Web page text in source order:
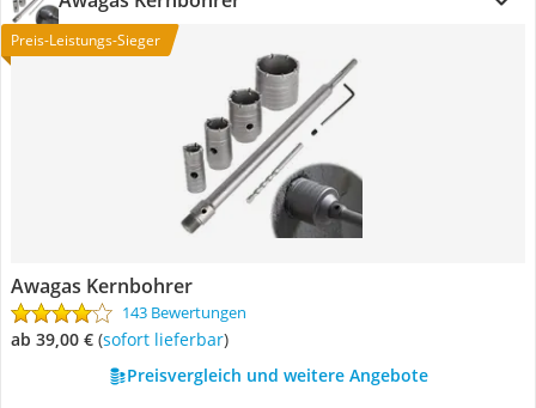
Preis-Leistungs-Sieger
Awagas Kernbohrer
143 Bewertungen
ab 39,00 € ( Sofort lieferbar)
Preisvergleich und weitere Angebote